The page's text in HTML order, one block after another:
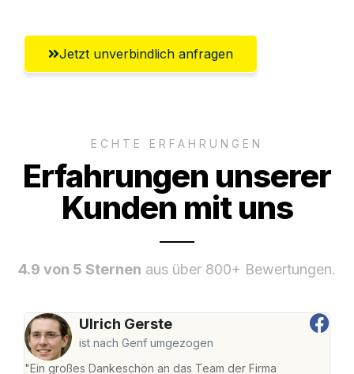
Jetzt unverbindlich anfragen
ECHTE ERFAHRUNGEN
Erfahrungen unserer
Kunden mit uns
4.9 von 5 Sternen aus über 800+ Bewertungen.
Ulrich Gerste
ist nach Genf umgezogen
"Ein großes Dankeschön an das Team der Firma